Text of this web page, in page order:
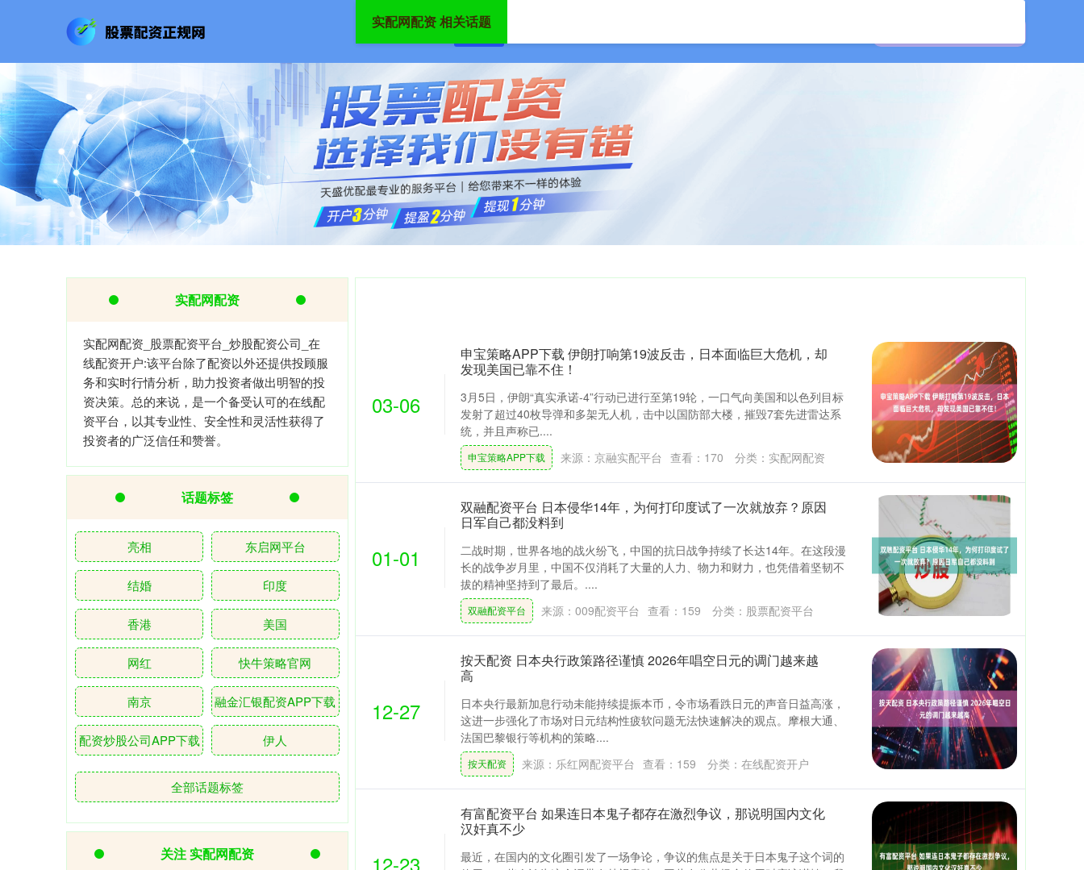
首页
实配网配资 相关话题
03-06
申宝策略APP下载 伊朗打响第19波反击，日本面临巨大危机，却
发现美国已靠不住！
3月5日，伊朗“真实承诺-4”行动已进行至第19轮，一口气向美国和以色列目标
发射了超过40枚导弹和多架无人机，击中以国防部大楼，摧毁7套先进雷达系
统，并且声称已....
申宝策略APP下载 来源：京融实配平台 查看： 170 分类： 实配网配资
01-01
双融配资平台 日本侵华14年，为何打印度试了一次就放弃？原因
日军自己都没料到
二战时期，世界各地的战火纷飞，中国的抗日战争持续了长达14年。在这段漫
长的战争岁月里，中国不仅消耗了大量的人力、物力和财力，也凭借着坚韧不
拔的精神坚持到了最后。....
双融配资平台 来源：009配资平台 查看： 159 分类： 股票配资平台
12-27
按天配资 日本央行政策路径谨慎 2026年唱空日元的调门越来越
高
日本央行最新加息行动未能持续提振本币，令市场看跌日元的声音日益高涨，
这进一步强化了市场对日元结构性疲软问题无法快速解决的观点。摩根大通、
法国巴黎银行等机构的策略....
按天配资 来源：乐红网配资平台 查看： 159 分类： 在线配资开户
12-23
有富配资平台 如果连日本鬼子都存在激烈争议，那说明国内文化
汉奸真不少
最近，在国内的文化圈引发了一场争论，争议的焦点是关于日本鬼子这个词的
实配网配资
实配网配资_股票配资平台_炒股配资公司_在
线配资开户:该平台除了配资以外还提供投顾服
务和实时行情分析，助力投资者做出明智的投
资决策。总的来说，是一个备受认可的在线配
资平台，以其专业性、安全性和灵活性获得了
投资者的广泛信任和赞誉。
话题标签
亮相 东启网平台
结婚 印度
香港 美国
网红 快牛策略官网
南京 融金汇银配资APP下载
配资炒股公司APP下载 伊人
全部话题标签
关注 实配网配资